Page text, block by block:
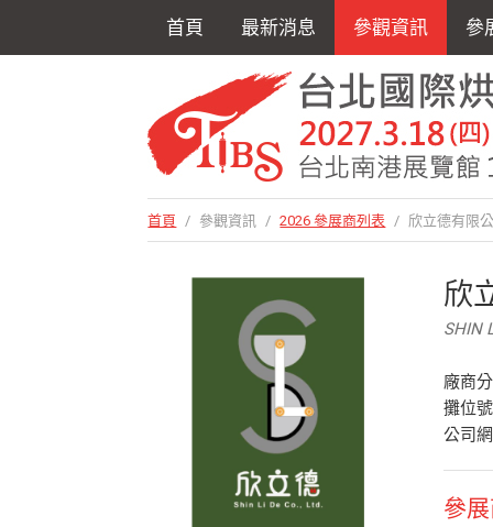
首頁 最新消息 參觀資訊 參
首頁 / 參觀資訊 / 2026 參展商列表 / 欣立德有限
欣
SHIN
廠商
攤位
公司
參